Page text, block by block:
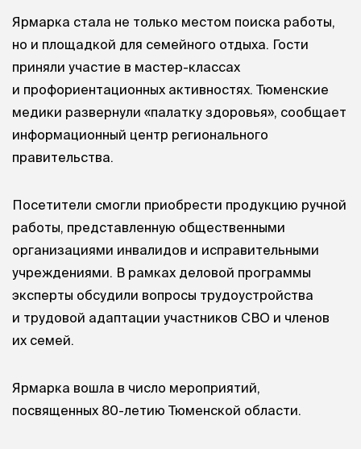
Ярмарка стала не только местом поиска работы,
но и площадкой для семейного отдыха. Гости
приняли участие в мастер-классах
и профориентационных активностях. Тюменские
медики развернули «палатку здоровья», сообщает
информационный центр регионального
правительства.
Посетители смогли приобрести продукцию ручной
работы, представленную общественными
организациями инвалидов и исправительными
учреждениями. В рамках деловой программы
эксперты обсудили вопросы трудоустройства
и трудовой адаптации участников СВО и членов
их семей.
Ярмарка вошла в число мероприятий,
посвященных 80-летию Тюменской области.